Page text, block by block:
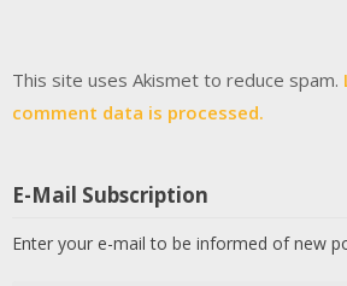
This site uses Akismet to reduce spam.
comment data is processed.
E-Mail Subscription
Enter your e-mail to be informed of new